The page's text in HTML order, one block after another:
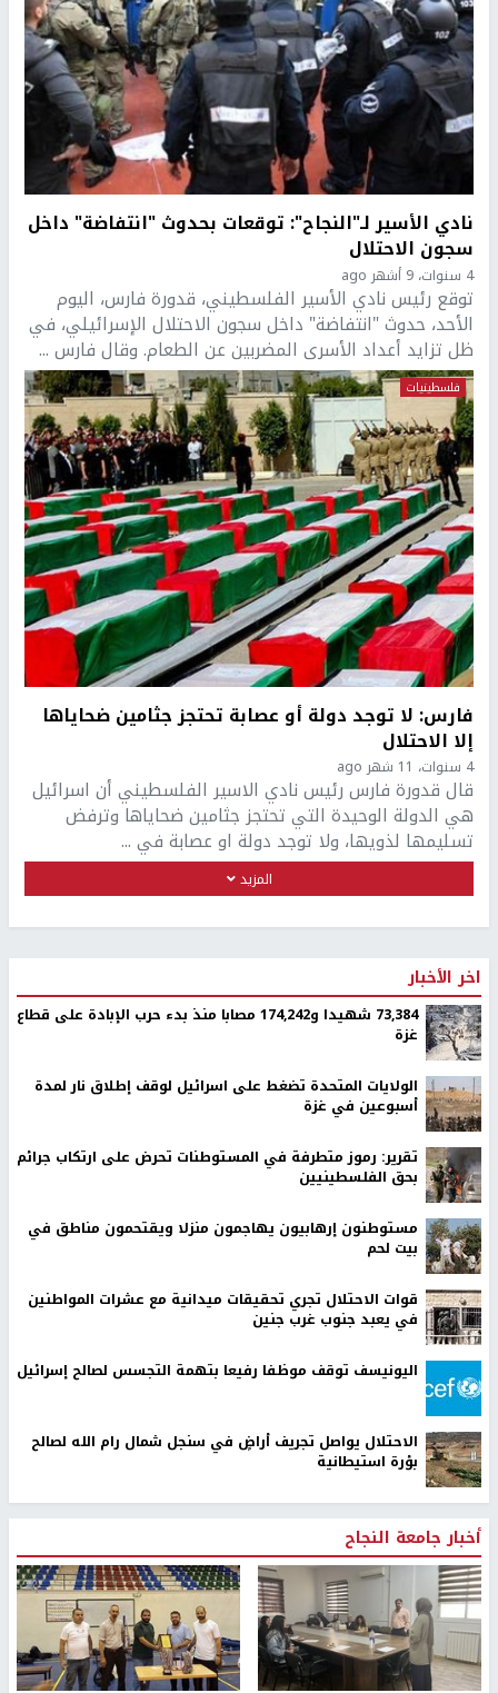
نادي الأسير لـ"النجاح": توقعات بحدوث "انتفاضة" داخل
سجون الاحتلال
4 سنوات، 9 أشهر ago
توقع رئيس نادي الأسير الفلسطيني، قدورة فارس، اليوم
الأحد، حدوث "انتفاضة" داخل سجون الاحتلال الإسرائيلي، في
ظل تزايد أعداد الأسرى المضربين عن الطعام. وقال فارس ...
فلسطينيات
فارس: لا توجد دولة أو عصابة تحتجز جثامين ضحاياها
إلا الاحتلال
4 سنوات، 11 شهر ago
قال قدورة فارس رئيس نادي الاسير الفلسطيني أن اسرائيل
هي الدولة الوحيدة التي تحتجز جثامين ضحاياها وترفض
تسليمها لذويها، ولا توجد دولة او عصابة في ...
المزيد
اخر الأخبار
73,384 شهيدا و174,242 مصابا منذ بدء حرب الإبادة على قطاع
غزة
الولايات المتحدة تضغط على اسرائيل لوقف إطلاق نار لمدة
أسبوعين في غزة
تقرير: رموز متطرفة في المستوطنات تحرض على ارتكاب جرائم
بحق الفلسطينيين
مستوطنون إرهابيون يهاجمون منزلا ويقتحمون مناطق في
بيت لحم
قوات الاحتلال تجري تحقيقات ميدانية مع عشرات المواطنين
في يعبد جنوب غرب جنين
اليونيسف توقف موظفا رفيعا بتهمة التجسس لصالح إسرائيل
الاحتلال يواصل تجريف أراضٍ في سنجل شمال رام الله لصالح
بؤرة استيطانية
أخبار جامعة النجاح